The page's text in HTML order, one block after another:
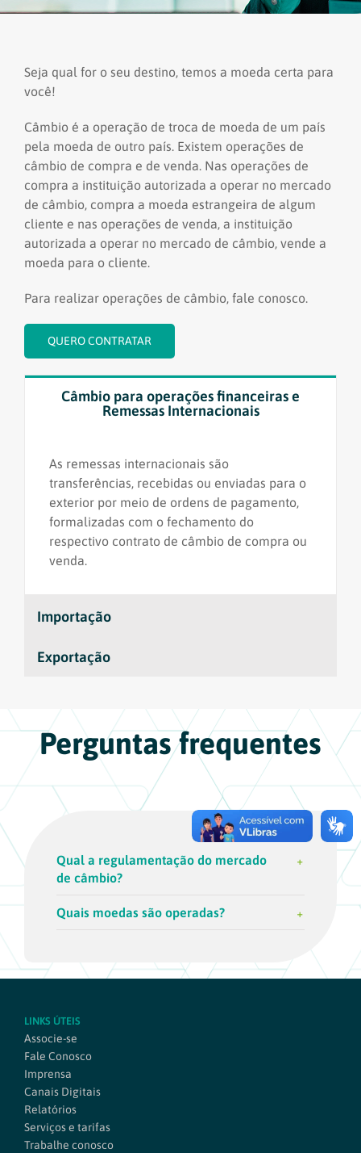
Seja qual for o seu destino, temos a moeda certa para
você!
Câmbio é a operação de troca de moeda de um país
pela moeda de outro país. Existem operações de
câmbio de compra e de venda. Nas operações de
compra a instituição autorizada a operar no mercado
de câmbio, compra a moeda estrangeira de algum
cliente e nas operações de venda, a instituição
autorizada a operar no mercado de câmbio, vende a
moeda para o cliente.
Para realizar operações de câmbio, fale conosco.
QUERO CONTRATAR
Câmbio para operações financeiras e
Remessas Internacionais
As remessas internacionais são
transferências, recebidas ou enviadas para o
exterior por meio de ordens de pagamento,
formalizadas com o fechamento do
respectivo contrato de câmbio de compra ou
venda.
Importação
Exportação
Perguntas frequentes
Qual a regulamentação do mercado
de câmbio?
Quais moedas são operadas?
LINKS ÚTEIS
Associe-se
Fale Conosco
Imprensa
Canais Digitais
Relatórios
Serviços e tarifas
Trabalhe conosco